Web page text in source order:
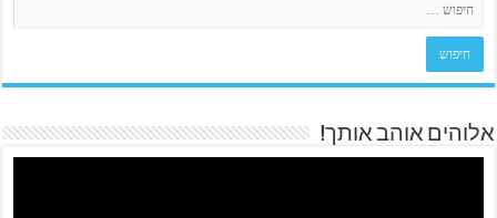
אלוהים אוהב אותך!